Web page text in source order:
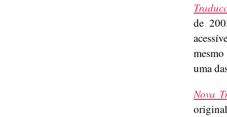
de
uma
Nova